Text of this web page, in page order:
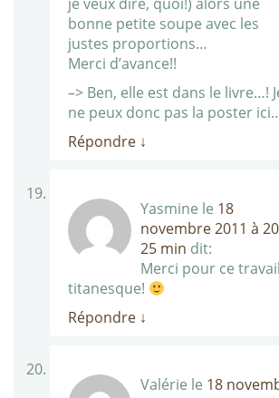
je veux dire, quoi!) alors une
bonne petite soupe avec les
justes proportions…
Merci d’avance!!
–> Ben, elle est dans le livre…!
ne peux donc pas la poster
Répondre ↓
Yasmine le 18
novembre 2011 à
25 min dit:
Merci pour ce travail
titanesque!
Répondre ↓
Valérie le 18